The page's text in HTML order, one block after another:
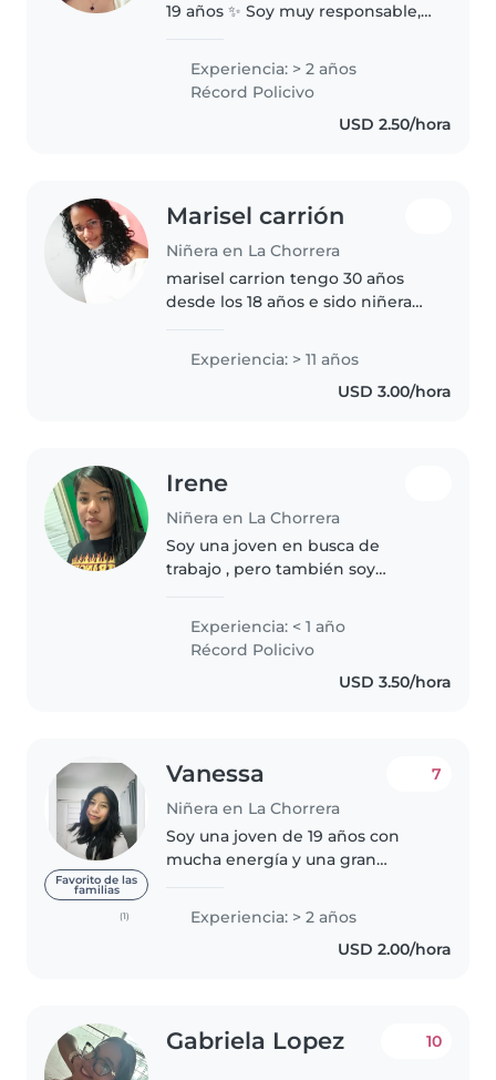
19 años ✨ Soy muy responsable,
creativa, cantar y bailar, me gusta
hablar. Tengo mucha paciencia y
Experiencia: > 2 años
Récord Policivo
USD 2.50/hora
Marisel carrión
Niñera en La Chorrera
marisel carrion tengo 30 años
desde los 18 años e sido niñera
paciente. y gusta jugar con los
niños divertida amigable
amorosa soy responsable
Experiencia: > 11 años
USD 3.00/hora
Irene
Niñera en La Chorrera
Soy una joven en busca de
trabajo , pero también soy
enseñarle lo poco que se a los
niños ya sea enseñando a leer o
escribir , se cocinar tambien
Experiencia: < 1 año
Récord Policivo
USD 3.50/hora
Favorito de las
familias
(1)
Vanessa
Niñera en La Chorrera
7
Soy una joven de 19 años con
mucha energía y una gran
tengo experiencia previa, cuento
con habilidades como dibujar,
hacer manualidades y hablar
Experiencia: > 2 años
USD 2.00/hora
Gabriela Lopez 10